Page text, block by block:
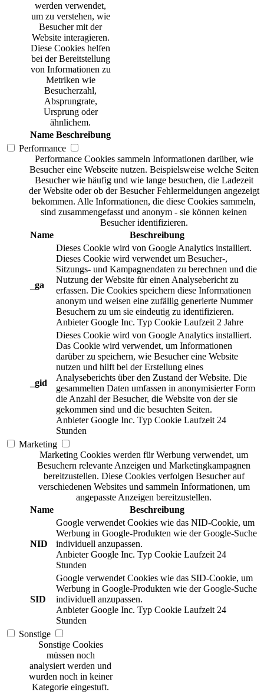
werden verwendet,
um zu verstehen, wie
Besucher mit der
Website interagieren.
Diese Cookies helfen
bei der Bereitstellung
von Informationen zu
Metriken wie
Besucherzahl,
Absprungrate,
Ursprung oder
ähnlichem.
Name Beschreibung
Performance
Performance Cookies sammeln Informationen darüber, wie
Besucher eine Webseite nutzen. Beispielsweise welche Seiten
Besucher wie häufig und wie lange besuchen, die Ladezeit
der Website oder ob der Besucher Fehlermeldungen angezeigt
bekommen. Alle Informationen, die diese Cookies sammeln,
sind zusammengefasst und anonym - sie können keinen
Besucher identifizieren.
Name
Beschreibung
_ga
Dieses Cookie wird von Google Analytics installiert.
Dieses Cookie wird verwendet um Besucher-,
Sitzungs- und Kampagnendaten zu berechnen und die
Nutzung der Website für einen Analysebericht zu
erfassen. Die Cookies speichern diese Informationen
anonym und weisen eine zufällig generierte Nummer
Besuchern zu um sie eindeutig zu identifizieren.
Anbieter Google Inc. Typ Cookie Laufzeit 2 Jahre
_gid
Dieses Cookie wird von Google Analytics installiert.
Das Cookie wird verwendet, um Informationen
darüber zu speichern, wie Besucher eine Website
nutzen und hilft bei der Erstellung eines
Analyseberichts über den Zustand der Website. Die
gesammelten Daten umfassen in anonymisierter Form
die Anzahl der Besucher, die Website von der sie
gekommen sind und die besuchten Seiten.
Anbieter Google Inc. Typ Cookie Laufzeit 24
Stunden
Marketing
Marketing Cookies werden für Werbung verwendet, um
Besuchern relevante Anzeigen und Marketingkampagnen
bereitzustellen. Diese Cookies verfolgen Besucher auf
verschiedenen Websites und sammeln Informationen, um
angepasste Anzeigen bereitzustellen.
Name
Beschreibung
NID
Google verwendet Cookies wie das NID-Cookie, um
Werbung in Google-Produkten wie der Google-Suche
individuell anzupassen.
Anbieter Google Inc. Typ Cookie Laufzeit 24
Stunden
SID
Google verwendet Cookies wie das SID-Cookie, um
Werbung in Google-Produkten wie der Google-Suche
individuell anzupassen.
Anbieter Google Inc. Typ Cookie Laufzeit 24
Stunden
Sonstige
Sonstige Cookies
müssen noch
analysiert werden und
wurden noch in keiner
Kategorie eingestuft.